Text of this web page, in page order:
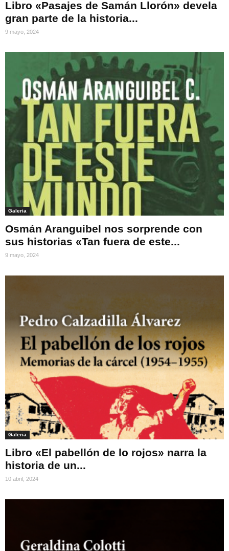
Libro «Pasajes de Samán Llorón» devela
gran parte de la historia...
9 mayo, 2024
Galeria
Osmán Aranguibel nos sorprende con
sus historias «Tan fuera de este...
9 mayo, 2024
Galeria
Libro «El pabellón de lo rojos» narra la
historia de un...
10 abril, 2024